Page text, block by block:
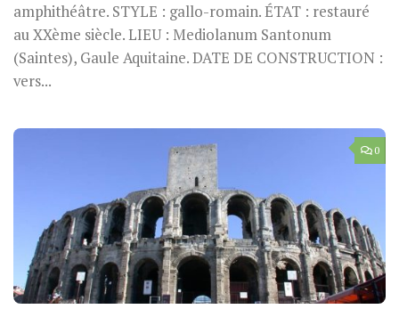
amphithéâtre. STYLE : gallo-romain. ÉTAT : restauré
au XXème siècle. LIEU : Mediolanum Santonum
(Saintes), Gaule Aquitaine. DATE DE CONSTRUCTION :
vers...
0